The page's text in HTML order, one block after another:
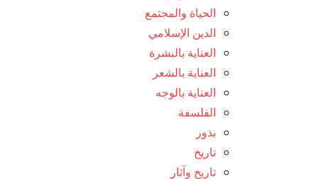
الحياة والمجتمع
الدين الإسلامي
العناية بالبشرة
العناية بالشعر
العناية بالوجه
الفلسفة
بذور
تاريخ
تاريخ وآثار